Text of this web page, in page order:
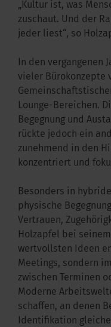
„Kultur ist, was
zuschaut. Und der
jeder liest“, so
In den vergangenen
vieler Bürokonzepte
Lounge-Bereichen.
Begegnung und
rückte jedoch ein
zunehmend in den
konzentriert und
Besonders in
physische
Vertrauen,
Holzapfel bei
wertvollsten Ideen
Meetings, sondern
zwischen Terminen
Moderne
schaffen, an denen
Identifikation